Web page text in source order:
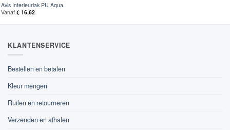
Avis Interieurlak PU Aqua
Vanaf € 16,62
KLANTENSERVICE
Bestellen en betalen
Kleur mengen
Ruilen en retourneren
Verzenden en afhalen